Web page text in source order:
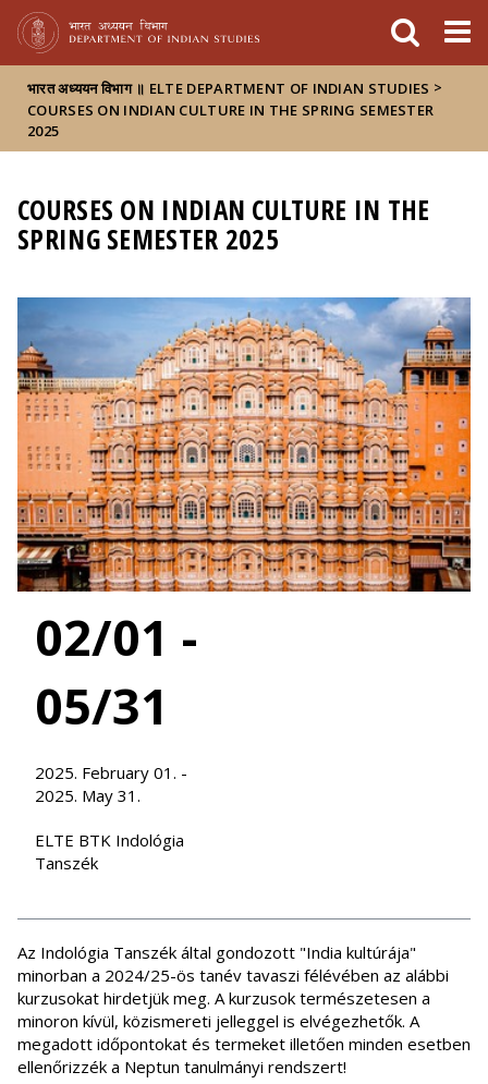
भारत अध्ययन विभाग ॥ ELTE DEPARTMENT OF INDIAN STUDIES >
COURSES ON INDIAN CULTURE IN THE SPRING SEMESTER
2025
COURSES ON INDIAN CULTURE IN THE
SPRING SEMESTER 2025
02/01 -
05/31
2025. February 01. -
2025. May 31.
ELTE BTK Indológia
Tanszék
Az Indológia Tanszék által gondozott "India kultúrája"
minorban a 2024/25-ös tanév tavaszi félévében az alábbi
kurzusokat hirdetjük meg. A kurzusok természetesen a
minoron kívül, közismereti jelleggel is elvégezhetők. A
megadott időpontokat és termeket illetően minden esetben
ellenőrizzék a Neptun tanulmányi rendszert!